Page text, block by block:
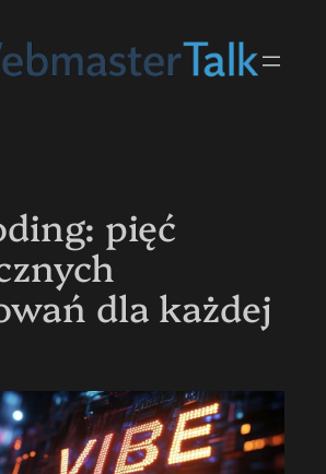
pięć
dla każdej